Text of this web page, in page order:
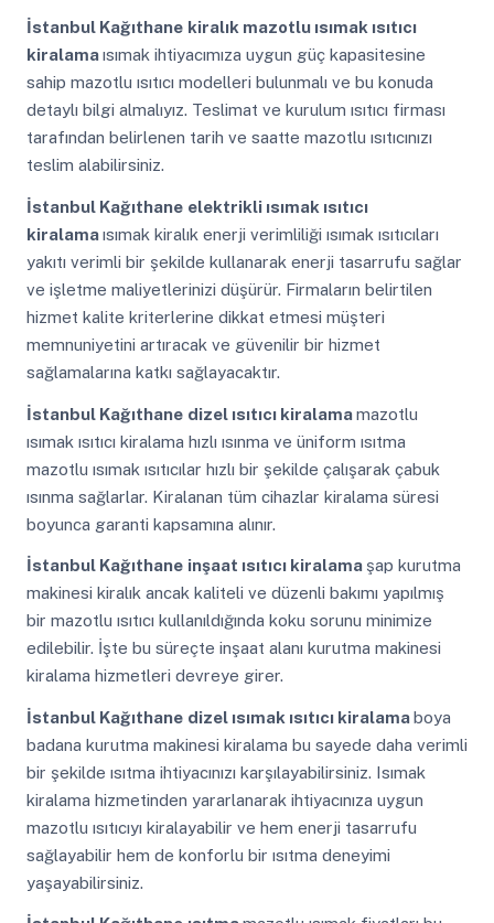
İstanbul Kağıthane kiralık mazotlu ısımak ısıtıcı
kiralamaısımak ihtiyacımıza uygun güç kapasitesine
sahip mazotlu ısıtıcı modelleri bulunmalı ve bu konuda
detaylı bilgi almalıyız. Teslimat ve kurulum ısıtıcı firması
tarafından belirlenen tarih ve saatte mazotlu ısıtıcınızı
teslim alabilirsiniz.
İstanbul Kağıthane elektrikli ısımak ısıtıcı
kiralamaısımak kiralık enerji verimliliği ısımak ısıtıcıları
yakıtı verimli bir şekilde kullanarak enerji tasarrufu sağlar
ve işletme maliyetlerinizi düşürür. Firmaların belirtilen
hizmet kalite kriterlerine dikkat etmesi müşteri
memnuniyetini artıracak ve güvenilir bir hizmet
sağlamalarına katkı sağlayacaktır.
İstanbul Kağıthane dizel ısıtıcı kiralamamazotlu
ısımak ısıtıcı kiralama hızlı ısınma ve üniform ısıtma
mazotlu ısımak ısıtıcılar hızlı bir şekilde çalışarak çabuk
ısınma sağlarlar. Kiralanan tüm cihazlar kiralama süresi
boyunca garanti kapsamına alınır.
İstanbul Kağıthane inşaat ısıtıcı kiralama şap kurutma
makinesi kiralık ancak kaliteli ve düzenli bakımı yapılmış
bir mazotlu ısıtıcı kullanıldığında koku sorunu minimize
edilebilir. İşte bu süreçte inşaat alanı kurutma makinesi
kiralama hizmetleri devreye girer.
İstanbul Kağıthane dizel ısımak ısıtıcı kiralamaboya
badana kurutma makinesi kiralama bu sayede daha verimli
bir şekilde ısıtma ihtiyacınızı karşılayabilirsiniz. Isımak
kiralama hizmetinden yararlanarak ihtiyacınıza uygun
mazotlu ısıtıcıyı kiralayabilir ve hem enerji tasarrufu
sağlayabilir hem de konforlu bir ısıtma deneyimi
yaşayabilirsiniz.